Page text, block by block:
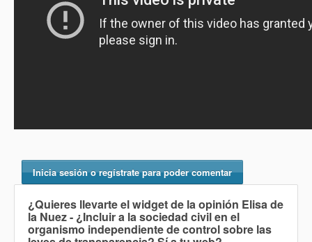
Inicia sesión o regístrate para poder comentar
¿Quieres llevarte el widget de la opinión Elisa de
la Nuez - ¿Incluir a la sociedad civil en el
organismo independiente de control sobre las